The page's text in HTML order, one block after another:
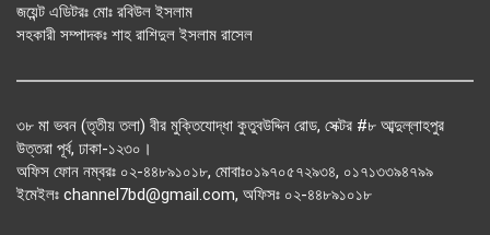
জয়েন্ট এডিটরঃ মোঃ রবিউল ইসলাম
সহকারী সম্পাদকঃ শাহ রাশিদুল ইসলাম রাসেল
৩৮ মা ভবন (তৃতীয় তলা) বীর মুক্তিযোদ্ধা কুতুবউদ্দিন রোড, সেক্টর #৮ আব্দুল্লাহপুর
উত্তরা পূর্ব, ঢাকা-১২৩০।
অফিস ফোন নম্বরঃ ০২-৪৪৮৯১০১৮, মোবাঃ০১৯৭০৫৭২৯৩৪, ০১৭১৩৩৯৪৭৯৯
ইমেইলঃ channel7bd@gmail.com, অফিসঃ ০২-৪৪৮৯১০১৮